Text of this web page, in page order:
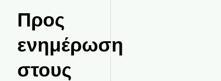
Προς
ενημέρωση
στους